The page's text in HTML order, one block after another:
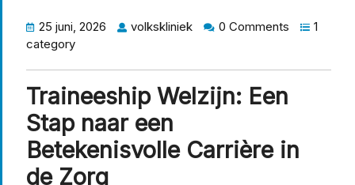
25 juni, 2026 volkskliniek 0 Comments
1
category
Traineeship Welzijn: Een
Stap naar een
Betekenisvolle Carrière in
de Zorg